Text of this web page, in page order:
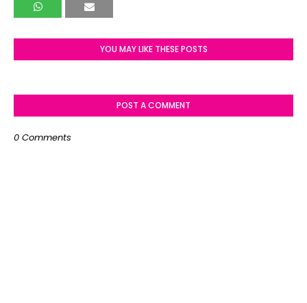
YOU MAY LIKE THESE POSTS
POST A COMMENT
0 Comments